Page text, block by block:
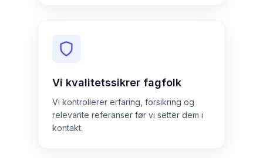
Vi kvalitetssikrer fagfolk
Vi kontrollerer erfaring, forsikring og
relevante referanser før vi setter dem i
kontakt.